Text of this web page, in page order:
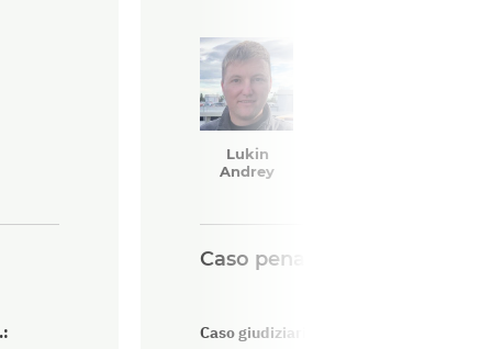
Lukin
Andrey
Caso penale
Caso giudiziario nr.: